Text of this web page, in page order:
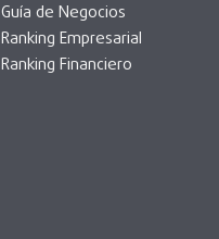
Guía de Negocios
Ranking Empresarial
Ranking Financiero